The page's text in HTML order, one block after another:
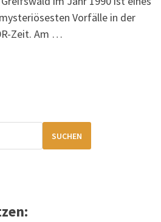
Vorfälle in der
Zeit. Am …
SUCHEN